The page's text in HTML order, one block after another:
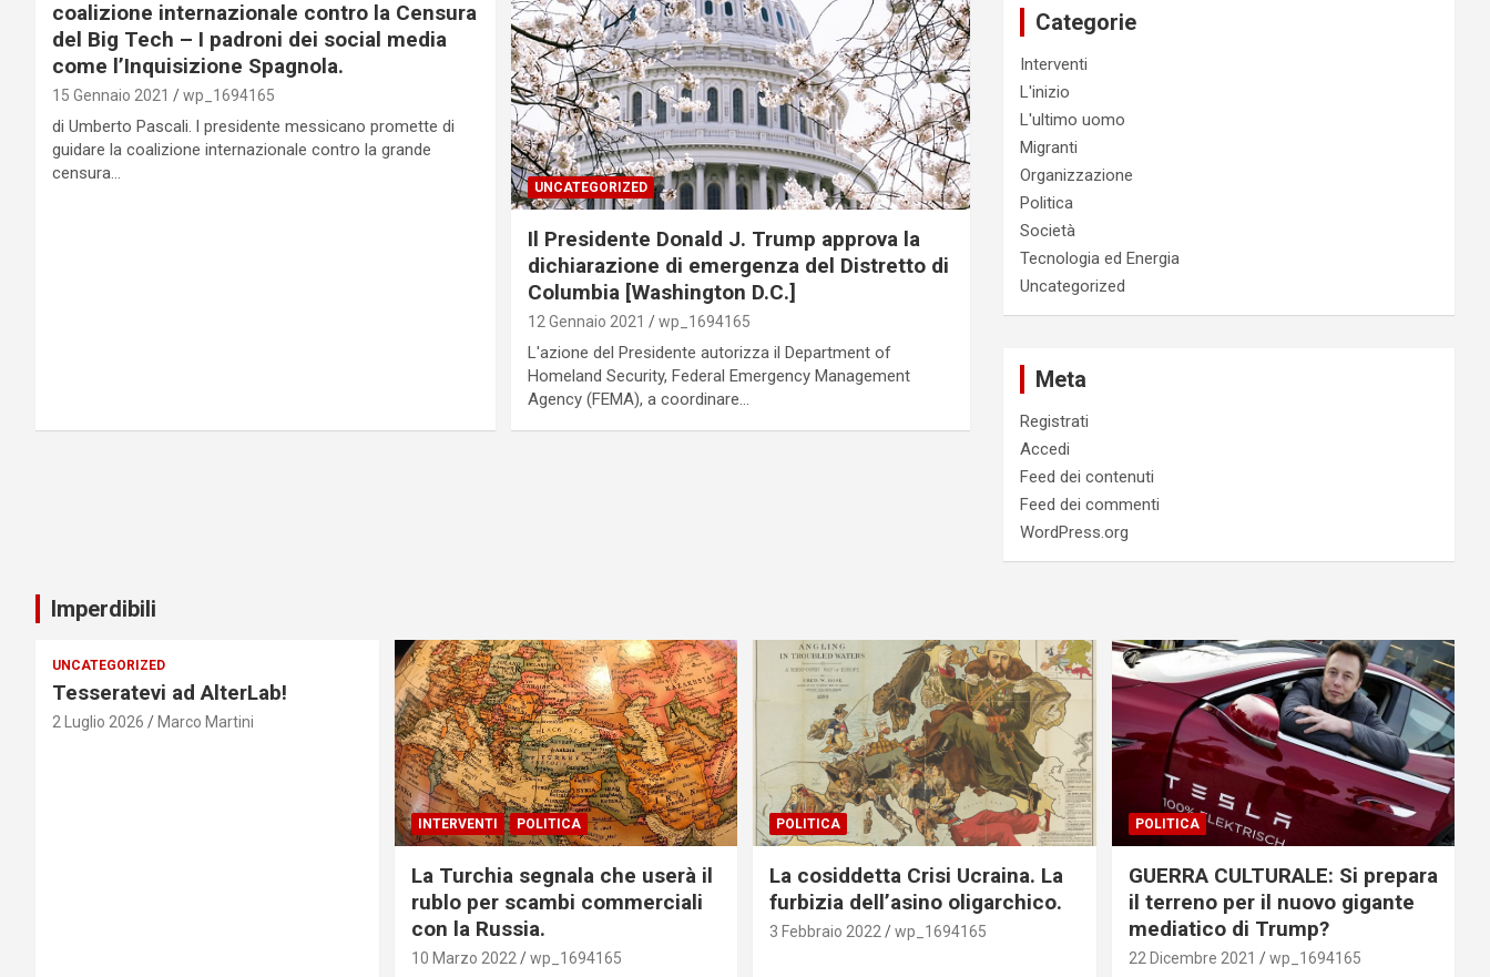
coalizione internazionale contro la Censura
del Big Tech – I padroni dei social media
come l’Inquisizione Spagnola.
15 Gennaio 2021 wp_1694165
di Umberto Pascali. l presidente messicano promette di
guidare la coalizione internazionale contro la grande
censura…
UNCATEGORIZED
Il Presidente Donald J. Trump approva la
dichiarazione di emergenza del Distretto di
Columbia [Washington D.C.]
12 Gennaio 2021 wp_1694165
L'azione del Presidente autorizza il Department of
Homeland Security, Federal Emergency Management
Agency (FEMA), a coordinare…
Categorie
Interventi
L'inizio
L'ultimo uomo
Migranti
Organizzazione
Politica
Società
Tecnologia ed Energia
Uncategorized
Meta
Registrati
Accedi
Feed dei contenuti
Feed dei commenti
WordPress.org
Imperdibili
UNCATEGORIZED
Tesseratevi ad AlterLab!
2 Luglio 2026 Marco Martini
INTERVENTI POLITICA
La Turchia segnala che userà il
rublo per scambi commerciali
con la Russia.
10 Marzo 2022 wp_1694165
POLITICA
La cosiddetta Crisi Ucraina. La
furbizia dell’asino oligarchico.
3 Febbraio 2022 wp_1694165
POLITICA
GUERRA CULTURALE: Si prepara
il terreno per il nuovo gigante
mediatico di Trump?
22 Dicembre 2021 wp_1694165